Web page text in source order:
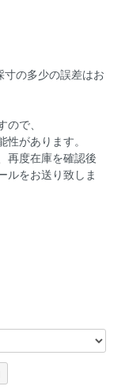
寸の多少の誤差はお
で、
があります。
再度在庫を確認後
ルをお送り致しま